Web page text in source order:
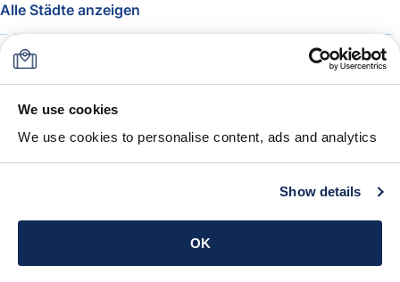
We use cookies
We use cookies to personalise content, ads and analytics
Show details
OK
Alle Städte anzeigen
Über uns
FAQ
Support
Blog
Freigepäck bei Airlines
Die Stasher-Garantie
AGB
App holen